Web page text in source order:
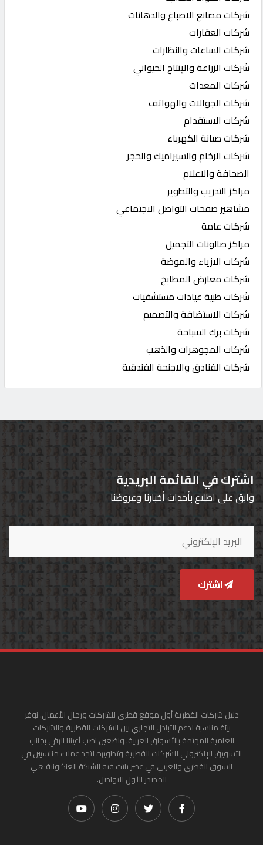
شركات مصانع الاصباغ والدهانات
شركات العقارات
شركات الساعات والنظارات
شركات الزراعة والإنتاج الحيواني
شركات المعدات
شركات الجوالات والهواتف
شركات الاستقدام
شركات صيانة الكهرباء
شركات الرخام والسيراميك والحجر
الصحافة والاعلام
مراكز التدريب والتطوير
مشاهير صفحات التواصل الاجتماعي
شركات عامة
مراكز صالونات التجميل
شركات الازياء والموضة
شركات معارض المطابخ
شركات طبية عيادات مستشفيات
شركات الاستضافة والتصميم
شركات برك السباحة
شركات المجوهرات والذهب
شركات الفنادق والاجنحة الفندقية
اشترك في القائمة البريدية
وابق على اطلاع بأحداث أخبارنا وعروضنا
اشترك
دليل شركات القطرية أول موقع قطري للشركات ورجال الأعمال. نوفر
بيئة مناسبة لدعم التبادل التجاري بين الشركات القطرية والشركات
العامية المهتمة بالأسواق العربية. واضعين نصب أعيننا الرقي بجانب
التسويق الإلكتروني للشركات القطرية وتطويره لتجد عملاء مناسبين في
السوق القطري والعربي في عصر باتت فيه الشبكة العنكبونية هي
المصدر الأول للتواصل.